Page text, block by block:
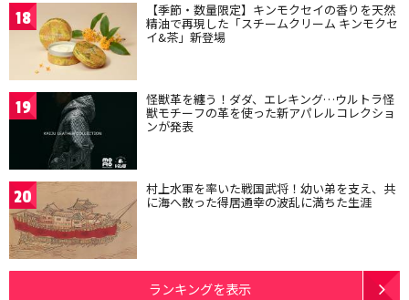
18 【季節・数量限定】キンモクセイの香りを天然
精油で再現した「スチームクリーム キンモクセ
イ&茶」新登場
19 怪獣革を纏う！ダダ、エレキング…ウルトラ怪
獣モチーフの革を使った新アパレルコレクショ
ンが発表
20 村上水軍を率いた戦国武将！幼い弟を支え、共
に海へ散った得居通幸の波乱に満ちた生涯
ランキングを表示